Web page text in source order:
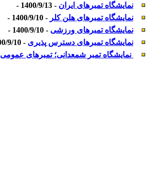
نمایشگاه تمبرهای ایران - 1400/9/13 -
نمایشگاه تمبرهای هلن کلر - 1400/9/10 -
نمایشگاه تمبرهای ورزشی - 1400/9/10 -
نمایشگاه تمبرهای دسترس پذیری - 1400/9/10 -
نمایشگاه تمبر شمعدانی؛ تمبرهای عمومی